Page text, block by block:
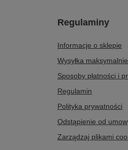
Regulaminy
Informacje o sklepie
Wysyłka maksymalnie
Sposoby płatności i
Regulamin
Polityka prywatności
Odstąpienie od
Zarządzaj plikami